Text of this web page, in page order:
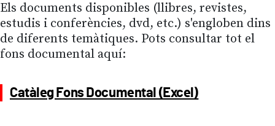
Els documents disponibles (llibres, revistes,
estudis i conferències, dvd, etc.) s'engloben dins
de diferents temàtiques. Pots consultar tot el
fons documental aquí:
Catàleg Fons Documental (Excel)